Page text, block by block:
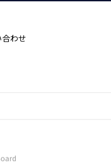
わせ